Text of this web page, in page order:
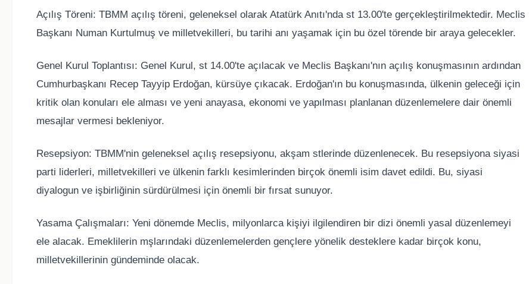
Açılış Töreni: TBMM açılış töreni, geleneksel olarak Atatürk Anıtı'nda st 13.00'te gerçekleştirilmektedir. Meclis
Başkanı Numan Kurtulmuş ve milletvekilleri, bu tarihi anı yaşamak için bu özel törende bir araya gelecekler.
Genel Kurul Toplantısı: Genel Kurul, st 14.00'te açılacak ve Meclis Başkanı'nın açılış konuşmasının ardından
Cumhurbaşkanı Recep Tayyip Erdoğan, kürsüye çıkacak. Erdoğan'ın bu konuşmasında, ülkenin geleceği için
kritik olan konuları ele alması ve yeni anayasa, ekonomi ve yapılması planlanan düzenlemelere dair önemli
mesajlar vermesi bekleniyor.
Resepsiyon: TBMM'nin geleneksel açılış resepsiyonu, akşam stlerinde düzenlenecek. Bu resepsiyona siyasi
parti liderleri, milletvekilleri ve ülkenin farklı kesimlerinden birçok önemli isim davet edildi. Bu, siyasi
diyalogun ve işbirliğinin sürdürülmesi için önemli bir fırsat sunuyor.
Yasama Çalışmaları: Yeni dönemde Meclis, milyonlarca kişiyi ilgilendiren bir dizi önemli yasal düzenlemeyi
ele alacak. Emeklilerin mşlarındaki düzenlemelerden gençlere yönelik desteklere kadar birçok konu,
milletvekillerinin gündeminde olacak.